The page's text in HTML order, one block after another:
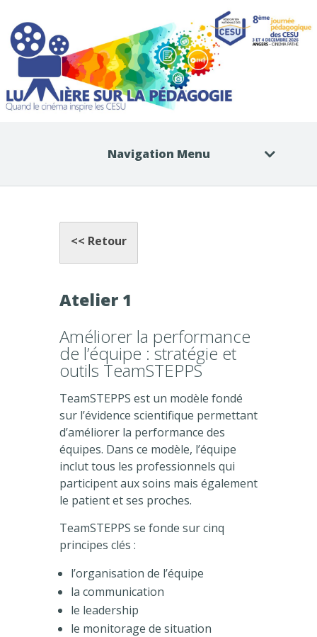
Navigation Menu
<< Retour
Atelier 1
Améliorer la performance
de l’équipe : stratégie et
outils TeamSTEPPS
TeamSTEPPS est un modèle fondé
sur l’évidence scientifique permettant
d’améliorer la performance des
équipes. Dans ce modèle, l’équipe
inclut tous les professionnels qui
participent aux soins mais également
le patient et ses proches.
TeamSTEPPS se fonde sur cinq
principes clés :
l’organisation de l’équipe
la communication
le leadership
le monitorage de situation